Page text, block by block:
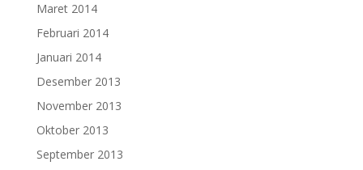
Maret 2014
Februari 2014
Januari 2014
Desember 2013
November 2013
Oktober 2013
September 2013